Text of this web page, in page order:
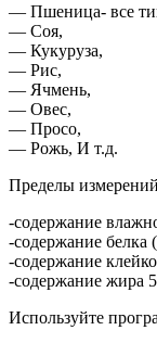
— Пшеница- все
— Соя,
— Кукуруза,
— Рис,
— Ячмень,
— Овес,
— Просо,
— Рожь, И т.д.
Пределы
-содержание
-содержание белка
-содержание
-содержание жира
Используйте